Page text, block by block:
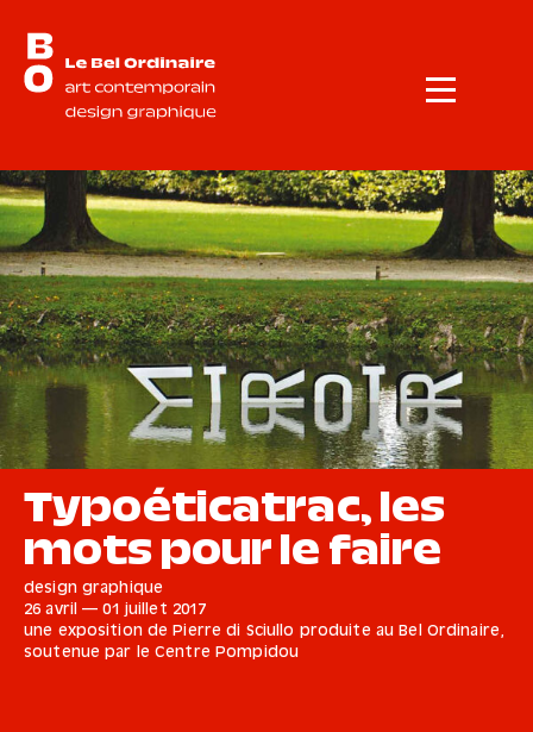
Menu
Typoéticatrac, les
mots pour le faire
design graphique
26 avril
—01 juillet 2017
une exposition de Pierre di Sciullo
produite au Bel Ordinaire,
soutenue par le Centre Pompidou